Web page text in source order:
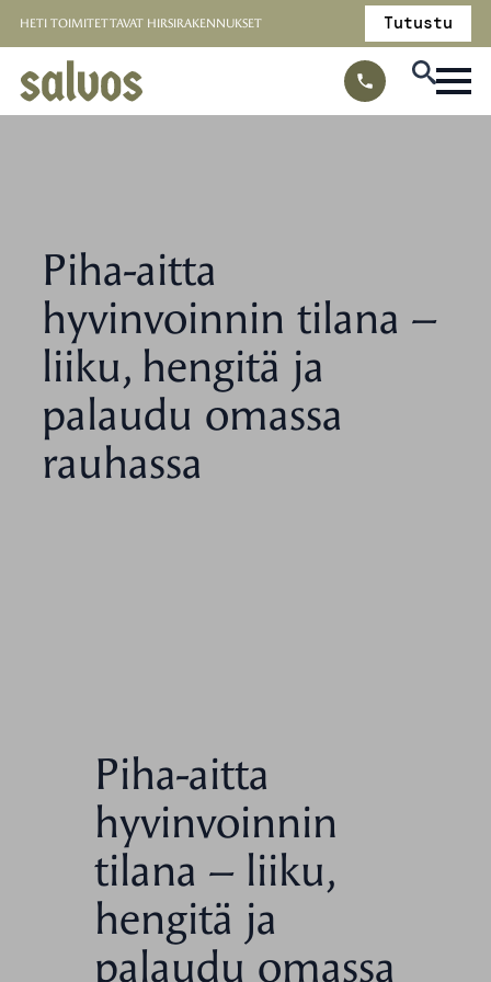
HETI TOIMITETTAVAT HIRSIRAKENNUKSET Tutustu
Piha-aitta
hyvinvoinnin tilana –
liiku, hengitä ja
palaudu omassa
rauhassa
Piha-aitta
hyvinvoinnin
tilana – liiku,
hengitä ja
palaudu omassa